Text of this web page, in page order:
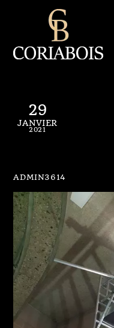
29
JANVIER
2021
ADMIN3614